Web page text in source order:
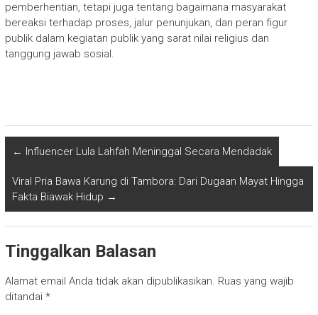
pemberhentian, tetapi juga tentang bagaimana masyarakat
bereaksi terhadap proses, jalur penunjukan, dan peran figur
publik dalam kegiatan publik yang sarat nilai religius dan
tanggung jawab sosial.
← Influencer Lula Lahfah Meninggal Secara Mendadak
Viral Pria Bawa Karung di Tambora: Dari Dugaan Mayat Hingga
Fakta Biawak Hidup →
Tinggalkan Balasan
Alamat email Anda tidak akan dipublikasikan. Ruas yang wajib
ditandai *